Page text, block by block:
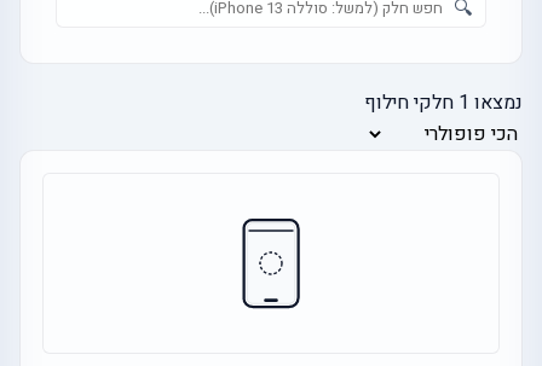
🔍
נמצאו 1 חלקי חילוף